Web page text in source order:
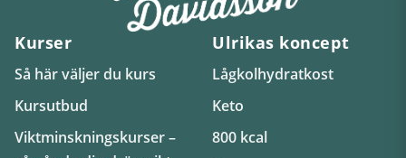
Kurser
Så här väljer du kurs
Kursutbud
Viktminskningskurser –
Ulrikas koncept
Lågkolhydratkost
Keto
800 kcal